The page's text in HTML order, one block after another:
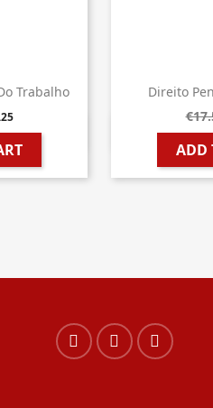
Trabalho
Direito
ADD
